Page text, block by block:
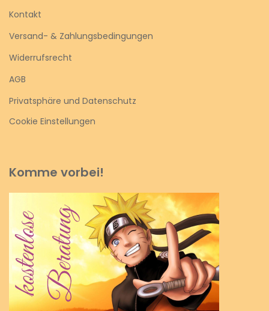
Kontakt
Versand- & Zahlungsbedingungen
Widerrufsrecht
AGB
Privatsphäre und Datenschutz
Cookie Einstellungen
Komme vorbei!